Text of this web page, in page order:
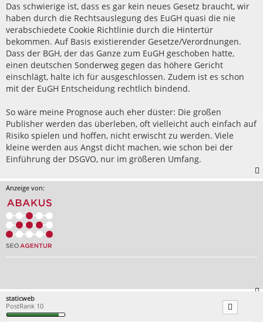
Das schwierige ist, dass es gar kein neues Gesetz braucht, wir
haben durch die Rechtsauslegung des EuGH quasi die nie
verabschiedete Cookie Richtlinie durch die Hintertür
bekommen. Auf Basis existierender Gesetze/Verordnungen.
Dass der BGH, der das Ganze zum EuGH geschoben hatte,
einen deutschen Sonderweg gegen das höhere Gericht
einschlägt, halte ich für ausgeschlossen. Zudem ist es schon
mit der EuGH Entscheidung rechtlich bindend.
So wäre meine Prognose auch eher düster: Die großen
Publisher werden das überleben, oft vielleicht auch einfach auf
Risiko spielen und hoffen, nicht erwischt zu werden. Viele
kleine werden aus Angst dicht machen, wie schon bei der
Einführung der DSGVO, nur im größeren Umfang.
Anzeige von:
staticweb
PostRank 10